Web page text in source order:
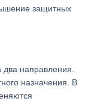
защитных
направления.
назначения. В